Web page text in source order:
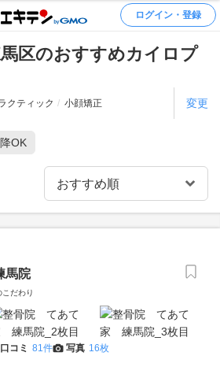
ログイン・登録
馬区のおすすめカイロプ
クティック 小顔矯正 変更
OK
院
こだわり
口コミ 81件 写真 16枚